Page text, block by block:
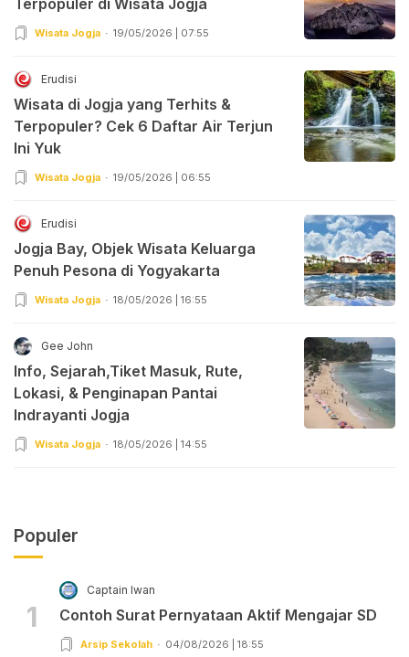
Wisata Jogja 19/05/2026 | 07:55
Erudisi
Wisata di Jogja yang Terhits &
Terpopuler? Cek 6 Daftar Air Terjun
Ini Yuk
Wisata Jogja 19/05/2026 | 06:55
Erudisi
Jogja Bay, Objek Wisata Keluarga
Penuh Pesona di Yogyakarta
Wisata Jogja 18/05/2026 | 16:55
Gee John
Info, Sejarah,Tiket Masuk, Rute,
Lokasi, & Penginapan Pantai
Indrayanti Jogja
Wisata Jogja 18/05/2026 | 14:55
Populer
1
Captain Iwan
Contoh Surat Pernyataan Aktif Mengajar SD
Arsip Sekolah 04/08/2026 | 18:55